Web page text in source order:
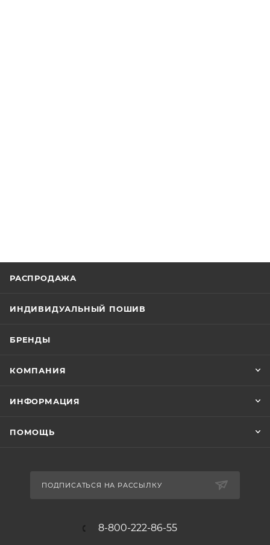
РАСПРОДАЖА
ИНДИВИДУАЛЬНЫЙ ПОШИВ
БРЕНДЫ
КОМПАНИЯ
ИНФОРМАЦИЯ
ПОМОЩЬ
ПОДПИСАТЬСЯ НА РАССЫЛКУ
8-800-222-86-55